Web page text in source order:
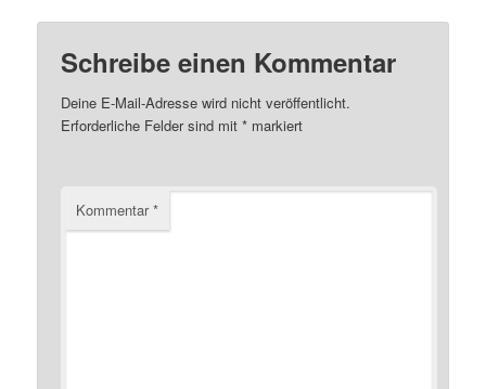
Schreibe einen Kommentar
Deine E-Mail-Adresse wird nicht veröffentlicht.
Erforderliche Felder sind mit* markiert
Kommentar*